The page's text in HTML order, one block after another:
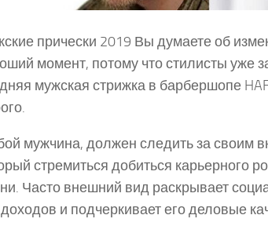
прически 2019 Вы думаете об
момент, потому что стилисты уже
мужская стрижка в барбершопе
мужчина, должен следить за своим
стремиться добиться карьерного
Часто внешний вид раскрывает
и подчеркивает его деловые